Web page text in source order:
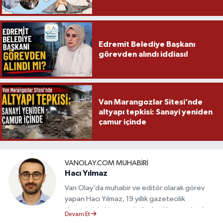
Edremit Belediye Başkanı
görevden alındı iddiası!
Van Marangozlar Sitesi’nde
altyapı tepkisi: Sanayi yeniden
çamur içinde
VANOLAY.COM MUHABIRI
Hacı Yılmaz
Van Olay’da muhabir ve editör olarak görev
yapan Hacı Yılmaz, 19 yıllık gazetecilik
deneyimiyle Van yerel gündemi başta olmak
Devam Et